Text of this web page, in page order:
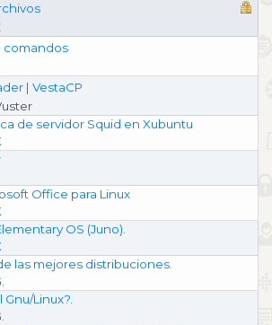
comandos
| VestaCP
de servidor Squid en Xubuntu
Office para Linux
OS (Juno).
las mejores distribuciones.
Linux?.